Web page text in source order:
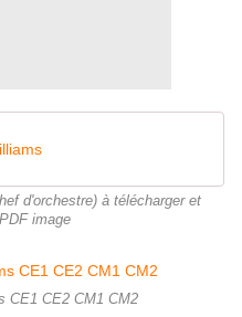
d'orchestre) à télécharger et
image
CE1 CE2 CM1 CM2